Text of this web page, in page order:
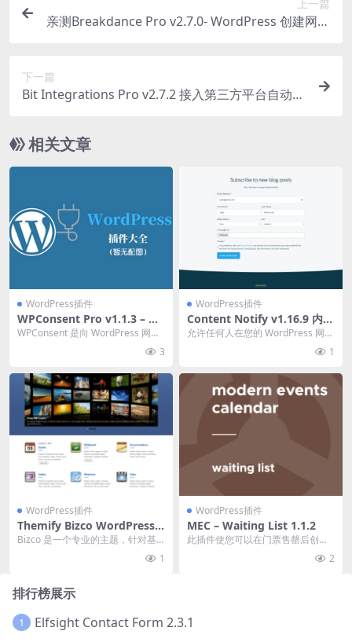
上一篇
亲测Breakdance Pro v2.7.0- WordPress 创建网站
下一篇
Bit Integrations Pro v2.7.2 接入第三方平台自动化
相关文章
WordPress插件
WPConsent Pro v1.1.3 – 轻
松实现 WordPress 隐私合规
WPConsent 是向 WordPress 网站
3
WordPress插件
Content Notify v1.16.9 内容
订阅更新通知 WordPress 插
允许任何人在您的 WordPress 网站
上对任何内容创建订阅。当发布或
1
WordPress插件
Themify Bizco WordPress T
heme 7.0.2 主题下载
Bizco 是一个专业的主题，针对基
于商业和产品的网站。此主题非常
1
WordPress插件
MEC – Waiting List 1.1.2
此插件使您可以在门票售罄后创建
等候表格，以便人们可以预订一
2
排行榜展示
1 Elfsight Contact Form 2.3.1